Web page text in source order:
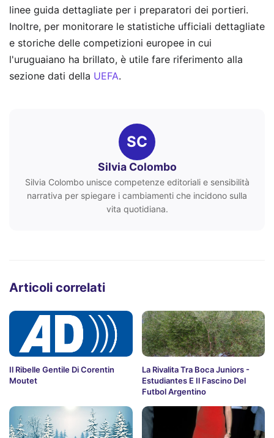
linee guida dettagliate per i preparatori dei portieri.
Inoltre, per monitorare le statistiche ufficiali dettagliate
e storiche delle competizioni europee in cui
l'uruguaiano ha brillato, è utile fare riferimento alla
sezione dati della UEFA.
SC
Silvia Colombo
Silvia Colombo unisce competenze editoriali e sensibilità
narrativa per spiegare i cambiamenti che incidono sulla
vita quotidiana.
Articoli correlati
Il Ribelle Gentile Di Corentin
Moutet
La Rivalita Tra Boca Juniors -
Estudiantes E Il Fascino Del
Futbol Argentino